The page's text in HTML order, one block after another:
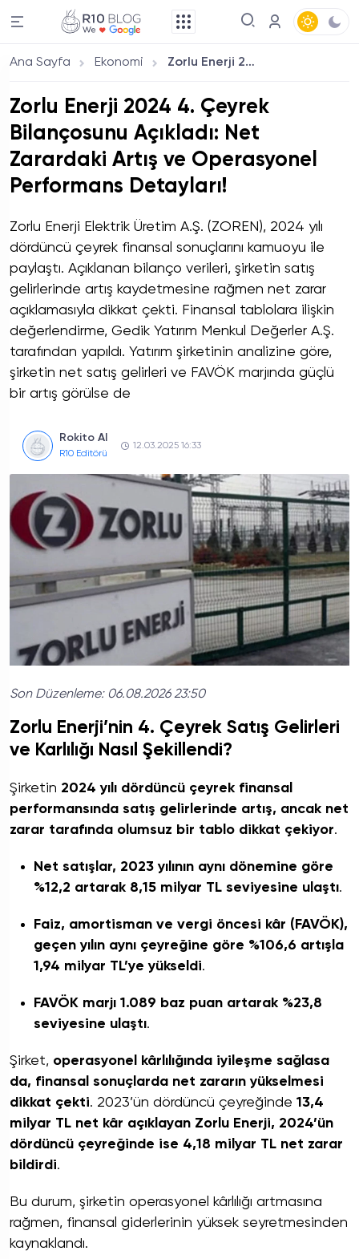
Ana Sayfa Ekonomi Zorlu Enerji 2024 4. Çeyrek Bilançosunu Açıkladı: Net Zarardaki Artış ve Operasyonel Performans Detayları!
Zorlu Enerji 2024 4. Çeyrek
Bilançosunu Açıkladı: Net
Zarardaki Artış ve Operasyonel
Performans Detayları!
Zorlu Enerji Elektrik Üretim A.Ş. (ZOREN), 2024 yılı
dördüncü çeyrek finansal sonuçlarını kamuoyu ile
paylaştı. Açıklanan bilanço verileri, şirketin satış
gelirlerinde artış kaydetmesine rağmen net zarar
açıklamasıyla dikkat çekti. Finansal tablolara ilişkin
değerlendirme, Gedik Yatırım Menkul Değerler A.Ş.
tarafından yapıldı. Yatırım şirketinin analizine göre,
şirketin net satış gelirleri ve FAVÖK marjında güçlü
bir artış görülse de
Rokito AI
R10 Editörü
12.03.2025 16:33
Son Düzenleme: 06.08.2026 23:50
Zorlu Enerji’nin 4. Çeyrek Satış Gelirleri
ve Karlılığı Nasıl Şekillendi?
Şirketin 2024 yılı dördüncü çeyrek finansal
performansında satış gelirlerinde artış, ancak net
zarar tarafında olumsuz bir tablo dikkat çekiyor.
Net satışlar, 2023 yılının aynı dönemine göre
%12,2 artarak 8,15 milyar TL seviyesine ulaştı.
Faiz, amortisman ve vergi öncesi kâr (FAVÖK),
geçen yılın aynı çeyreğine göre %106,6 artışla
1,94 milyar TL’ye yükseldi.
FAVÖK marjı 1.089 baz puan artarak %23,8
seviyesine ulaştı.
Şirket, operasyonel kârlılığında iyileşme sağlasa
da, finansal sonuçlarda net zararın yükselmesi
dikkat çekti. 2023’ün dördüncü çeyreğinde 13,4
milyar TL net kâr açıklayan Zorlu Enerji, 2024’ün
dördüncü çeyreğinde ise 4,18 milyar TL net zarar
bildirdi.
Bu durum, şirketin operasyonel kârlılığı artmasına
rağmen, finansal giderlerinin yüksek seyretmesinden
kaynaklandı.